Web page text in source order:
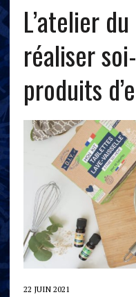
L’atelier
réaliser
produits
22 JUIN 2021